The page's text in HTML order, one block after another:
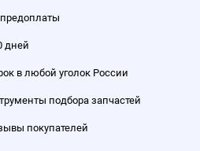
дней
в любой уголок России
подбора запчастей
покупателей